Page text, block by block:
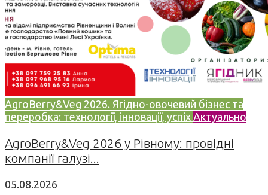
AgroBerry&Veg 2026. Ягідно-овочевий бізнес та
переробка: технології, інновації, успіх Актуально
AgroBerry&Veg 2026 у Рівному: провідні
компанії галузі...
05.08.2026